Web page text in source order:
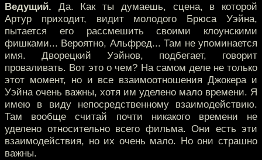
Ведущий. Да. Как ты думаешь, сцена, в которой
Артур приходит, видит молодого Брюса Уэйна,
пытается его рассмешить своими клоунскими
фишками... Вероятно, Альфред... Там не упоминается
имя. Дворецкий Уэйнов, подбегает, говорит
проваливать. Вот это о чем? На самом деле не только
этот момент, но и все взаимоотношения Джокера и
Уэйна очень важны, хотя им уделено мало времени. Я
имею в виду непосредственному взаимодействию.
Там вообще считай почти никакого времени не
уделено относительно всего фильма. Они есть эти
взаимодействия, но их очень мало. Но они страшно
важны.